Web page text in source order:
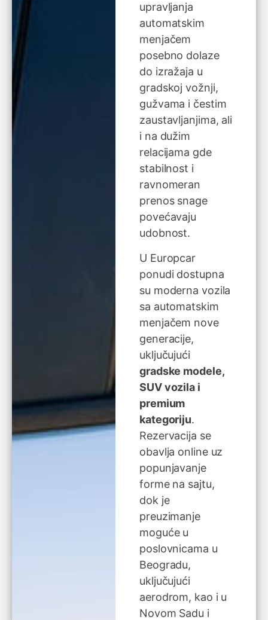
upravljanja
automatskim
menjačem
posebno dolaze
do izražaja u
gradskoj vožnji,
gužvama i čestim
zaustavljanjima, ali
i na dužim
relacijama gde
stabilnost i
ravnomeran
prenos snage
povećavaju
udobnost.
U Europcar
ponudi dostupna
su moderna vozila
sa automatskim
menjačem nove
generacije,
uključujući
gradske modele,
SUV vozila i
premium
kategoriju.
Rezervacija se
obavlja online uz
popunjavanje
forme na sajtu,
dok je
preuzimanje
moguće u
poslovnicama u
Beogradu,
uključujući
aerodrom, kao i u
Novom Sadu i